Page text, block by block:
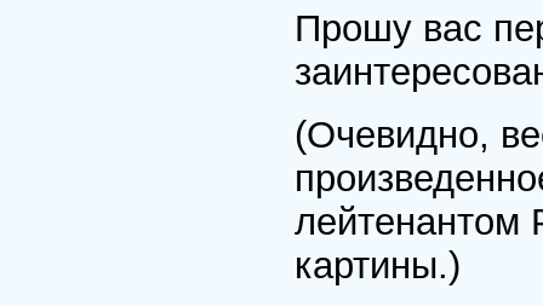
Прошу вас
(Очевидно,
лейтенантом
картины.)